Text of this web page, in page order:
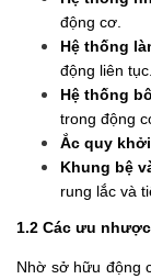
động cơ.
Hệ thống
động liên tục.
Hệ thống
trong động
Ắc quy
Khung bệ
rung lắc và
1.2 Các ưu
Nhờ sở hữu động